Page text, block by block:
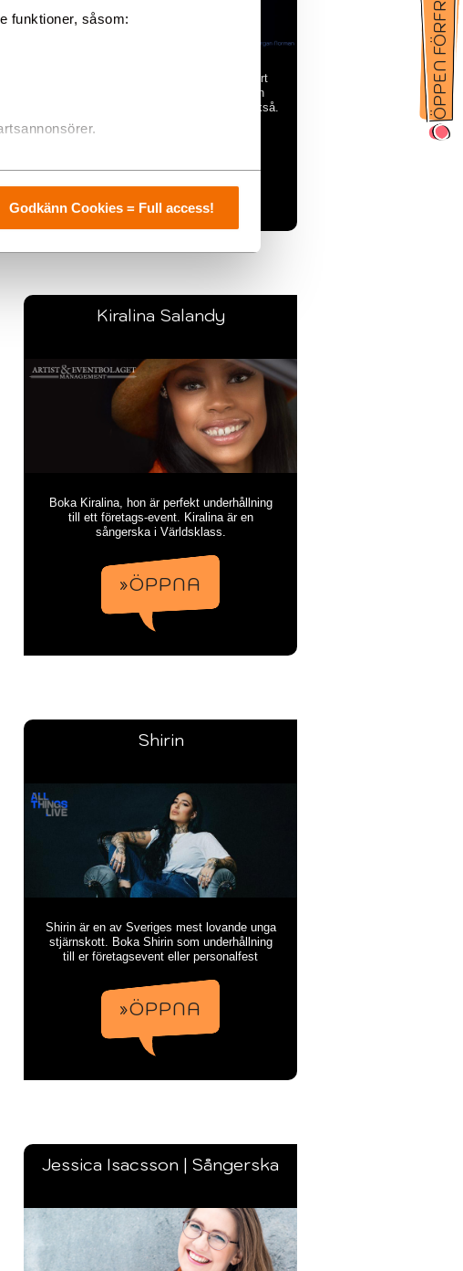
funktioner, såsom:
Godkänn Cookies = Full access!
Boka Sarah Dawn Finer som artist till ert
företagsevent/evenemang, Sarah Dawn
Finer går att boka som programledare också.
Kiralina Salandy
Boka Kiralina, hon är perfekt underhållning
till ett företags-event. Kiralina är en
sångerska i Världsklass.
»ÖPPNA
Shirin
Shirin är en av Sveriges mest lovande unga
stjärnskott. Boka Shirin som underhållning
till er företagsevent eller personalfest
»ÖPPNA
Jessica Isacsson | Sångerska